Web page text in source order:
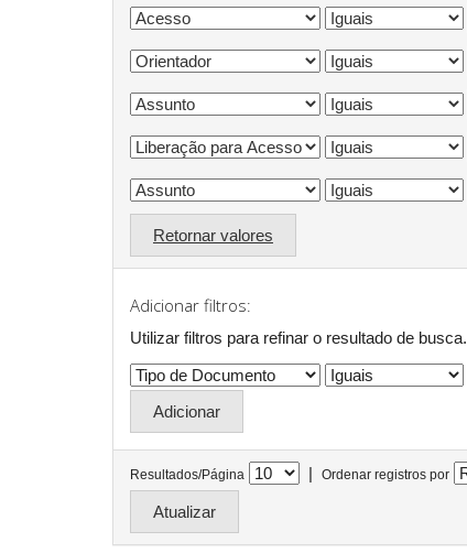
Retornar valores
Adicionar filtros:
Utilizar filtros para refinar o resultado de busca.
Resultados/Página | Ordenar registros por